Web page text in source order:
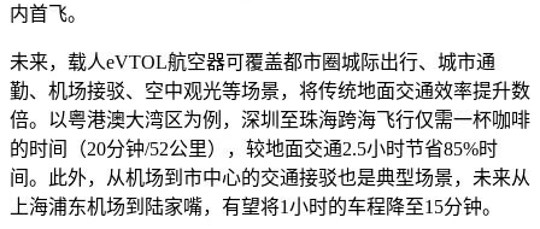
内首飞。
未来，载人eVTOL航空器可覆盖都市圈城际出行、城市通
勤、机场接驳、空中观光等场景，将传统地面交通效率提升数
倍。以粤港澳大湾区为例，深圳至珠海跨海飞行仅需一杯咖啡
的时间（20分钟/52公里），较地面交通2.5小时节省85%时
间。此外，从机场到市中心的交通接驳也是典型场景，未来从
上海浦东机场到陆家嘴，有望将1小时的车程降至15分钟。